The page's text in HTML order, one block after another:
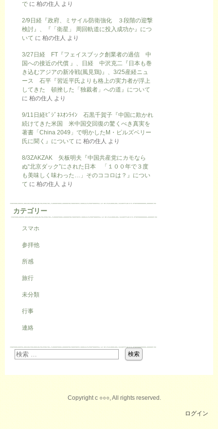
で に 柏の住人 より
2/9日経『政府、ミサイル防衛強化 ３段階の迎撃
検討』、『「衛星」 周回軌道に投入成功か』につ
いて に 柏の住人 より
3/27日経 FT『フェイスブック創業者の過信 中
国への接近の代償 』、日経 中沢克二『日本も巻
き込むアジアの新冷戦(風見鶏)』、3/25産経ニュ
ース 石平『習近平氏よりも格上の実力者が浮上
してきた 頓挫した「独裁者」への道』について
に 柏の住人 より
9/11日経ﾋﾞｼﾞﾈｽｵﾝﾗｲﾝ 石黒千賀子『中国に欺かれ
続けてきた米国 米中国交回復の驚くべき真実を
著書「China 2049」で明かしたM・ピルズベリー
氏に聞く』について に 柏の住人 より
8/3ZAKZAK 矢板明夫『中国共産党にカモなら
ぬ“北京ダック”にされた日本 「１００年で３度
も美味しく味わった…」そのココロは？』につい
て に 柏の住人 より
カテゴリー
スマホ
参拝他
所感
旅行
未分類
行事
連絡
Copyright c ○○○, All rights reserved.
ログイン